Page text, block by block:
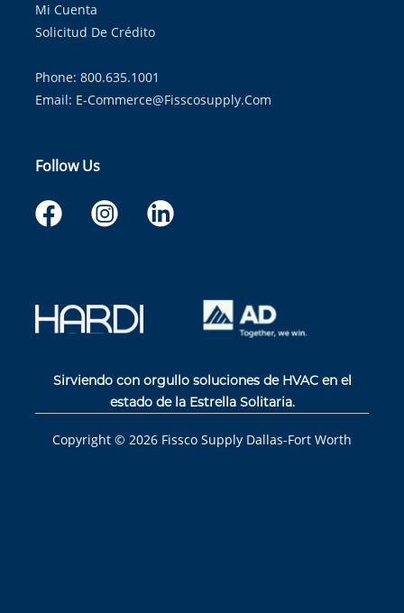
Mi Cuenta
Solicitud De Crédito
Phone: 800.635.1001
Email: E-Commerce@fisscosupply.com
Follow Us
Sirviendo con orgullo soluciones de HVAC en el
estado de la Estrella Solitaria.
Copyright © 2026 Fissco Supply Dallas-Fort Worth